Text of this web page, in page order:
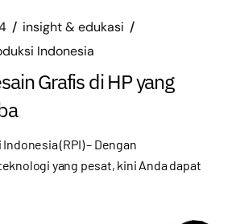
insight & edukasi
Indonesia
Grafis di HP yang
(RPI) – Dengan
yang pesat, kini Anda dapat